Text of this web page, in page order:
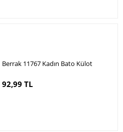
Berrak 11767 Kadın Bato Külot
92,99 TL